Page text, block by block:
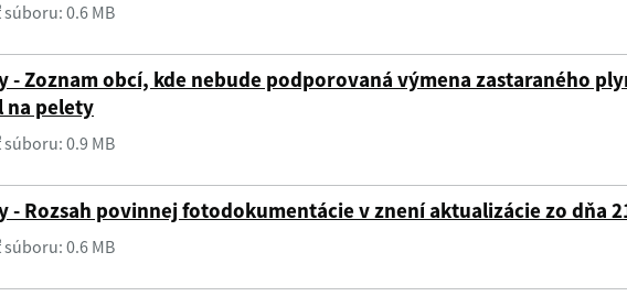
súboru: 0.6 MB
- Zoznam obcí, kde nebude podporovaná výmena zastaraného
na pelety
súboru: 0.9 MB
- Rozsah povinnej fotodokumentácie v znení aktualizácie zo dňa
súboru: 0.6 MB